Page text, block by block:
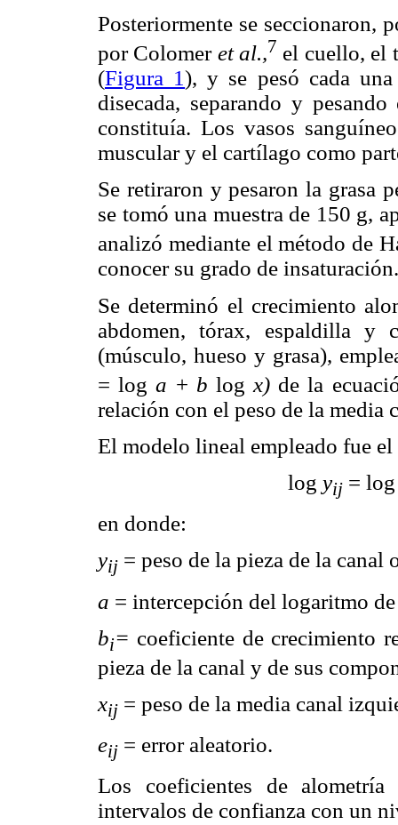
Posteriormente se seccionaron,
por Colomer et al.,7 el cuello, el
(Figura 1), y se pesó cada una
disecada, separando y
constituía. Los vasos
muscular y el cartílago como
Se retiraron y pesaron la grasa
se tomó una muestra de 150 g,
analizó mediante el método de
conocer su grado de insaturación.
Se determinó el crecimiento
abdomen, tórax, espaldilla y
(músculo, hueso y grasa),
= loga + b logx) de la
relación con el peso de la media
El modelo lineal empleado fue
log yij=
en donde:
yij = peso de la pieza de la canal
a = intercepción del logaritmo
bi= coeficiente de crecimiento
pieza de la canal y de sus
xij = peso de la media canal
eij = error aleatorio.
Los coeficientes de alometría
intervalos de confianza con un